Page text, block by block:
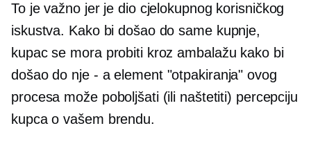
To je važno jer je dio cjelokupnog korisničkog
iskustva. Kako bi došao do same kupnje,
kupac se mora probiti kroz ambalažu kako bi
došao do nje - a element "otpakiranja" ovog
procesa može poboljšati (ili naštetiti) percepciju
kupca o vašem brendu.